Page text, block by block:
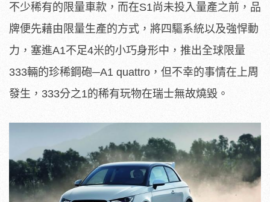
不少稀有的限量車款，而在S1尚未投入量產之前，品
牌便先藉由限量生產的方式，將四驅系統以及強悍動
力，塞進A1不足4米的小巧身形中，推出全球限量
333輛的珍稀鋼砲─A1 quattro，但不幸的事情在上周
發生，333分之1的稀有玩物在瑞士無故燒毀。